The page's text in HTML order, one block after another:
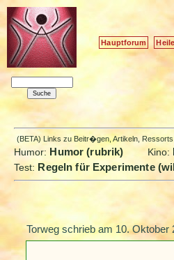
Hauptforum
(BETA) Links zu Beitr�gen, Artikeln,
Humor: Humor (rubrik) Kino:
Test: Regeln für Experimente
Torweg schrieb am 10. Oktober